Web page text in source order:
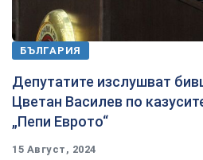
БЪЛГАРИЯ
Депутатите изслушват
Цветан Василев по
„Пепи Еврото“
15 Август, 2024